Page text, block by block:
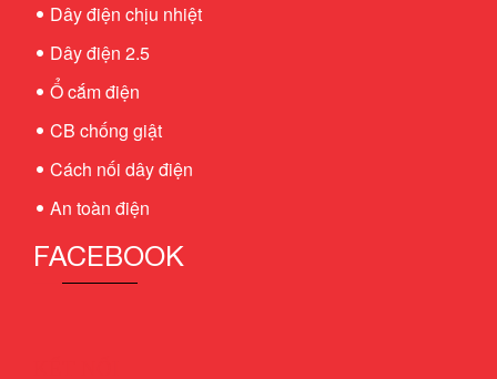
Dây điện chịu nhiệt
Dây điện 2.5
Ổ cắm điện
CB chống giật
Cách nối dây điện
An toàn điện
FACEBOOK